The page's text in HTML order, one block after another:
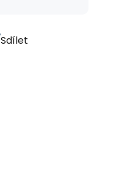
Sdílet